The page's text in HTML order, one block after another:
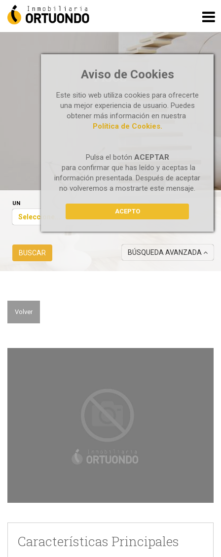
Aviso de Cookies
Este sitio web utiliza cookies para ofrecerte
una mejor experiencia de usuario. Puedes
obtener más información en nuestra
Política de Cookies.
Pulsa el botón ACEPTAR
para confirmar que has leído y aceptas la
información presentada. Después de aceptar
no volveremos a mostrarte este mensaje.
ACEPTO
PISOS
UN
Seleccione...
BUSCAR BÚSQUEDA AVANZADA
Volver
Características Principales